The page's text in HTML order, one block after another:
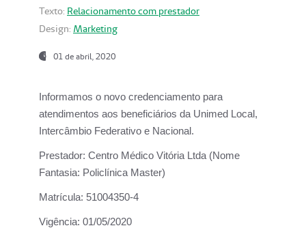
Texto: Relacionamento com prestador
Design: Marketing
01 de abril, 2020
Informamos o novo credenciamento para
atendimentos aos beneficiários da Unimed Local,
Intercâmbio Federativo e Nacional.
Prestador: Centro Médico Vitória Ltda (Nome
Fantasia: Policlínica Master)
Matrícula: 51004350-4
Vigência: 01/05/2020